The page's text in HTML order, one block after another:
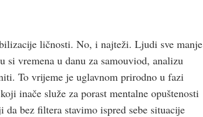
ličnosti. No, i najteži. Ljudi sve manje
vremena u danu za samouviod, analizu
To vrijeme je uglavnom prirodno u fazi
inače služe za porast mentalne opuštenosti
bez filtera stavimo ispred sebe situacije